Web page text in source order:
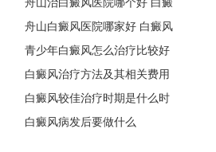
舟山治白癜风医院哪个好 白癜
舟山白癜风医院哪家好 白癜风
青少年白癜风怎么治疗比较好
白癜风治疗方法及其相关费用
白癜风较佳治疗时期是什么时
白癜风病发后要做什么